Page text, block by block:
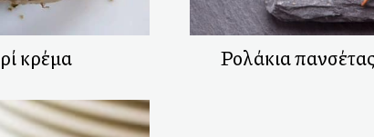
κρέμα Ρολάκια